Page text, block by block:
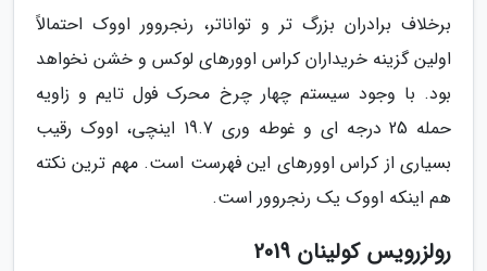
برخلاف برادران بزرگ تر و تواناتر، رنجروور اووک احتمالاً
اولین گزینه خریداران کراس اوورهای لوکس و خشن نخواهد
بود. با وجود سیستم چهار چرخ محرک فول تایم و زاویه
حمله 25 درجه ای و غوطه وری 19.7 اینچی، اووک رقیب
بسیاری از کراس اوورهای این فهرست است. مهم ترین نکته
هم اینکه اووک یک رنجروور است.
رولزرویس کولینان 2019